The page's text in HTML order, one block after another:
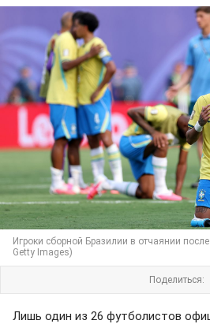
Игроки сборной Бразилии в отчаянии
Getty Images)
Поделиться:
Лишь один из 26 футболистов